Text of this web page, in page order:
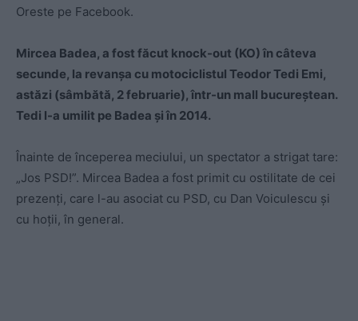
Oreste pe Facebook.
Mircea Badea, a fost făcut knock-out (KO) în câteva
secunde, la revanșa cu motociclistul Teodor Tedi Emi,
astăzi (sâmbătă, 2 februarie), într-un mall bucureștean.
Tedi l-a umilit pe Badea și în 2014.
Înainte de începerea meciului, un spectator a strigat tare:
„Jos PSD!”. Mircea Badea a fost primit cu ostilitate de cei
prezenți, care l-au asociat cu PSD, cu Dan Voiculescu și
cu hoții, în general.